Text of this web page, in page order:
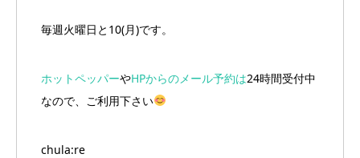
毎週火曜日と10(月)です。
ホットペッパーやHPからのメール予約は24時間受付中
なので、ご利用下さい
chula:re